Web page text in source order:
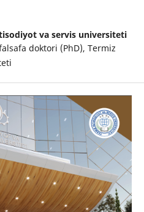
va servis universiteti
doktori (PhD), Termiz